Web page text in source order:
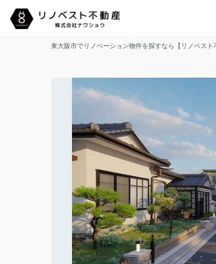
東大阪市でリノベーション物件を探すなら【リノベスト